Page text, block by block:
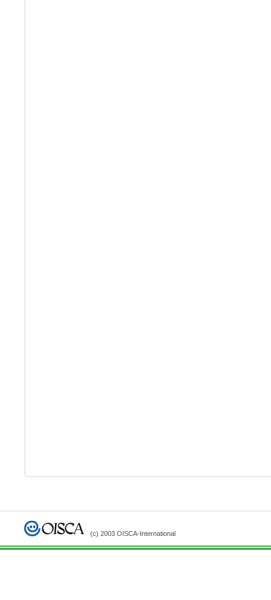
(c) 2003 OISCA-International